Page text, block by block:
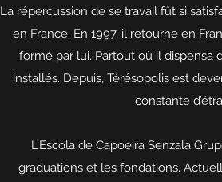
La répercussion de se travail fût si
en France. En 1997, il retourne en
formé par lui. Partout où il dispensa
installés. Depuis, Térésopolis est
constante
L’Escola de Capoeira Senzala
graduations et les fondations.